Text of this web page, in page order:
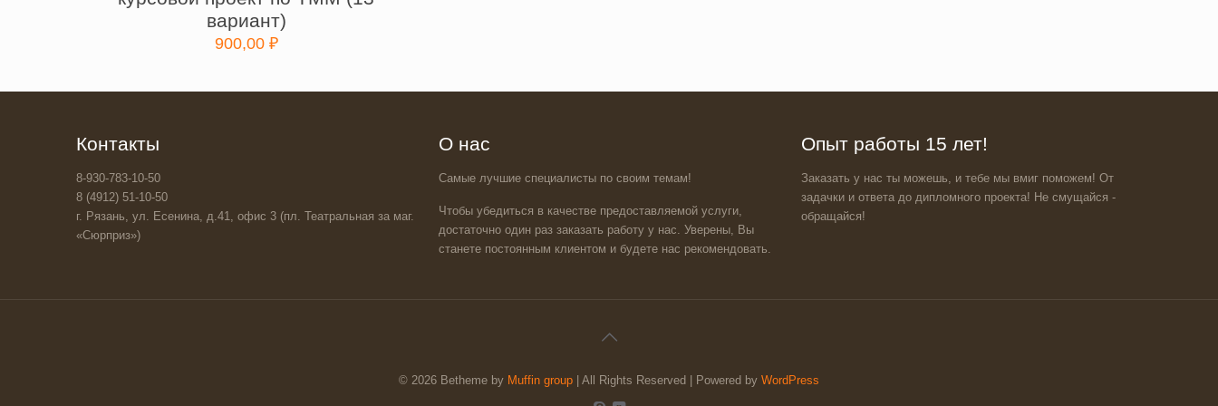
вариант)
900,00 ₽
Контакты
8-930-783-10-50
8 (4912) 51-10-50
г. Рязань, ул. Есенина, д.41, офис 3 (пл. Театральная за маг.
«Сюрприз»)
О нас
Самые лучшие специалисты по своим темам!
Чтобы убедиться в качестве предоставляемой услуги,
достаточно один раз заказать работу у нас. Уверены, Вы
станете постоянным клиентом и будете нас рекомендовать.
Опыт работы 15 лет!
Заказать у нас ты можешь, и тебе мы вмиг поможем! От
задачки и ответа до дипломного проекта! Не смущайся -
обращайся!
© 2026 Betheme by Muffin group | All Rights Reserved | Powered by WordPress